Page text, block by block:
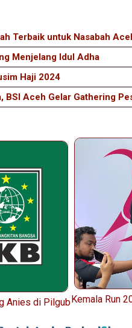
Terbaik untuk Nasabah
Menjelang Idul Adha
Haji 2024
BSI Aceh Gelar Gathering
Anies di Pilgub Kemala Run